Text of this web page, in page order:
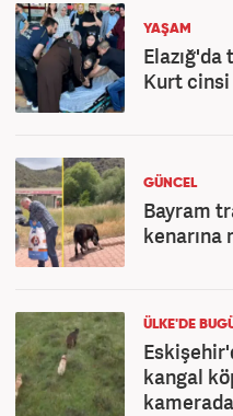
YAŞAM
Kurt cinsi
GÜNCEL
Bayram
kenarına
ÜLKE'DE
kangal
kamerada